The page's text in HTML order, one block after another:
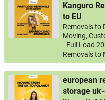
Kanguro
to EU
Removals to
Moving,
- Full Load
Removals to
european
storage